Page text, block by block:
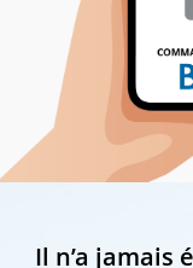
Il n’a jamais